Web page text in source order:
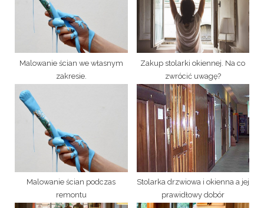
t
:
Malowanie ścian we własnym
zakresie.
Zakup stolarki okiennej. Na co
zwrócić uwagę?
Malowanie ścian podczas
remontu
Stolarka drzwiowa i okienna a jej
prawidłowy dobór